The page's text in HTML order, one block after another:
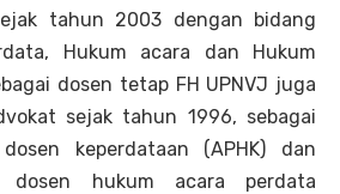
tahun 2003 dengan bidang
Hukum acara dan Hukum
dosen tetap FH UPNVJ juga
sejak tahun 1996, sebagai
keperdataan (APHK) dan
dosen hukum acara perdata